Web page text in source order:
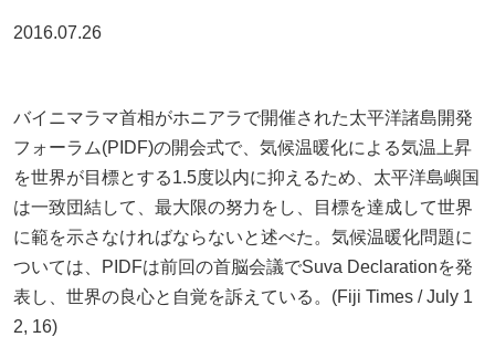
2016.07.26
バイニマラマ首相がホニアラで開催された太平洋諸島開発
フォーラム(PIDF)の開会式で、気候温暖化による気温上昇
を世界が目標とする1.5度以内に抑えるため、太平洋島嶼国
は一致団結して、最大限の努力をし、目標を達成して世界
に範を示さなければならないと述べた。気候温暖化問題に
ついては、PIDFは前回の首脳会議でSuva Declarationを発
表し、世界の良心と自覚を訴えている。(Fiji Times / July 1
2, 16) ​